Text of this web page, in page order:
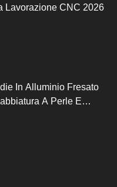
Lavorazione CNC 2026
In Alluminio Fresato
A Perle E